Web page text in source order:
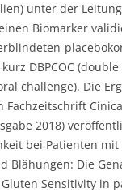
unter der
Biomarker
DBPCOC
challenge). Die
Fachzeitschrift
2018)
bei Patienten mit
Blähungen: Die
Gluten Sensitivity in